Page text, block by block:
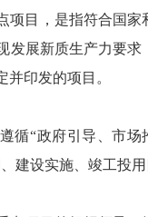
目，是指符合国家
发展新质生产力要
印发的项目。
“政府引导、市场
建设实施、竣工投